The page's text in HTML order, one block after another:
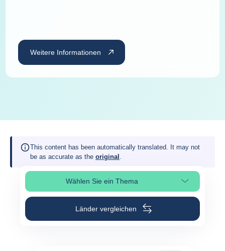
Weitere Informationen
This content has been automatically translated. It may not
be as accurate as the original .
Wählen Sie ein ThemaSeitenabschnitt auswählen
Länder vergleichen